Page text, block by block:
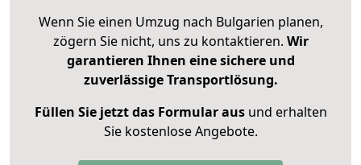
Wenn Sie einen Umzug nach Bulgarien planen,
zögern Sie nicht, uns zu kontaktieren. Wir
garantieren Ihnen eine sichere und
zuverlässige Transportlösung.
Füllen Sie jetzt das Formular ausund erhalten
Sie kostenlose Angebote.